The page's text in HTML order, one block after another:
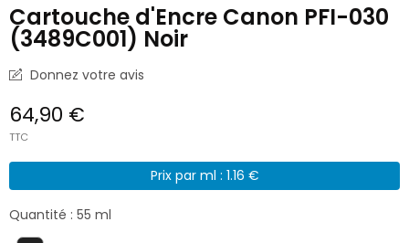
Cartouche d'Encre Canon PFI-030
(3489C001) Noir
Donnez votre avis
64,90 €
TTC
Prix par ml : 1.16 €
Quantité : 55 ml